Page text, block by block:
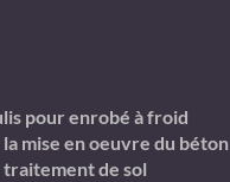
pour enrobé à froid
mise en oeuvre du béton
de sol